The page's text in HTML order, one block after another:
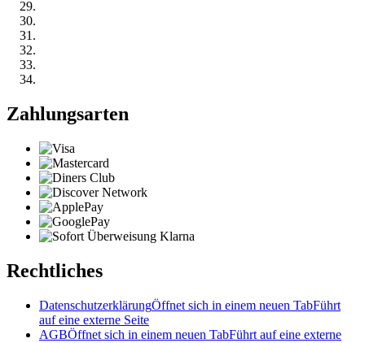
Zahlungsarten
Rechtliches
DatenschutzerklärungÖffnet sich in einem neuen TabFührt
auf eine externe Seite
AGBÖffnet sich in einem neuen TabFührt auf eine externe